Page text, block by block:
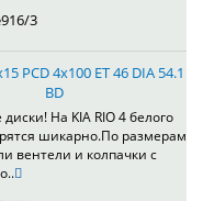
3
PCD 4x100 ET 46 DIA 54.1
BD
На KIA RIO 4 белого
шикарно.По размерам
вентели и колпачки с